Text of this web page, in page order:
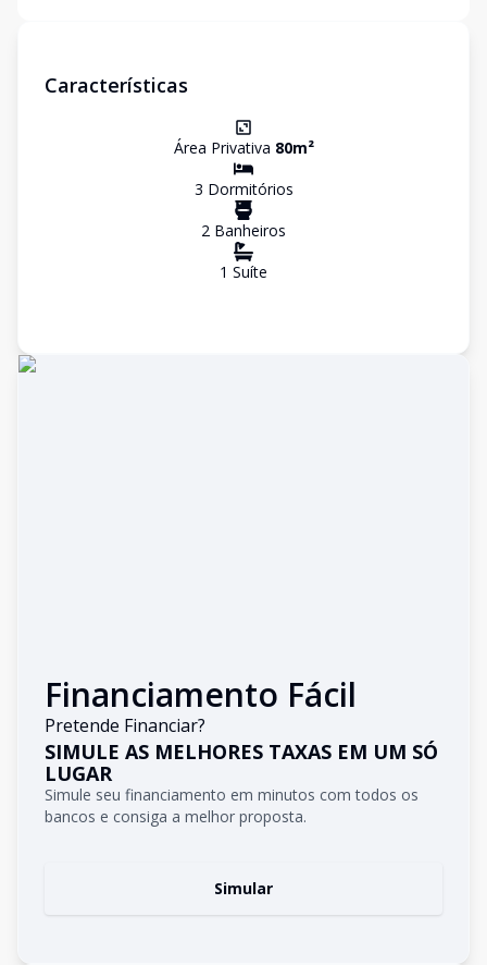
Características
Área Privativa 80m²
3 Dormitórios
2 Banheiros
1 Suíte
Financiamento Fácil
Pretende Financiar?
SIMULE AS MELHORES TAXAS EM UM SÓ
LUGAR
Simule seu financiamento em minutos com todos os
bancos e consiga a melhor proposta.
Simular